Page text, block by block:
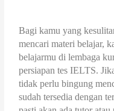
Bagi kamu yang
mencari materi belajar,
belajarmu di lembaga
persiapan tes IELTS.
tidak perlu bingung
sudah tersedia dengan